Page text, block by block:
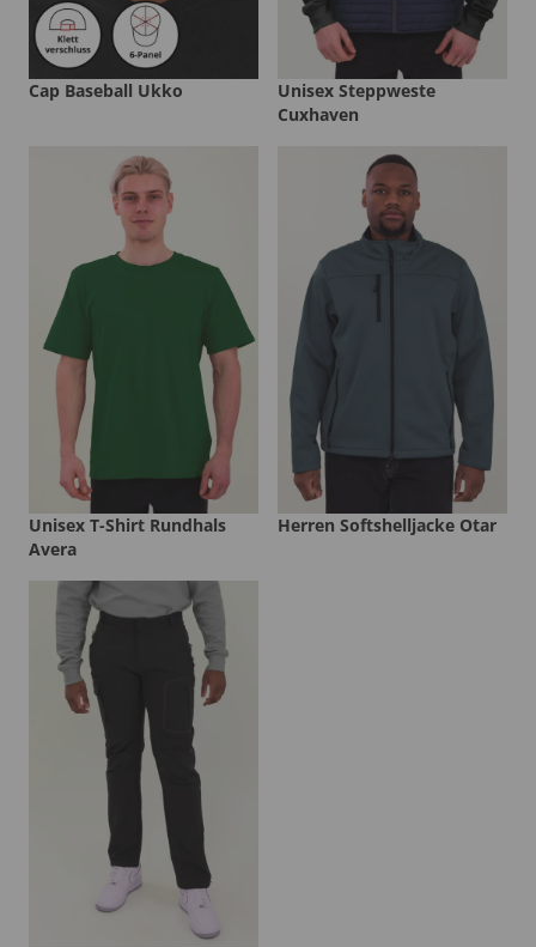
Cap Baseball Ukko
Unisex Steppweste
Cuxhaven
Unisex T-Shirt Rundhals
Avera
Herren Softshelljacke Otar